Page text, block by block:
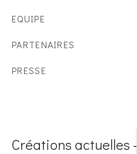
EQUIPE
PARTENAIRES
PRESSE
Créations actuelles -